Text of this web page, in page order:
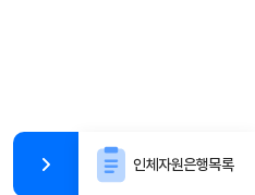
인체자원은행목록